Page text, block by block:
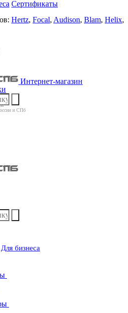
Сертификаты
Hertz, Focal, Audison, Blam, Helix,
Интернет-магазин
и СПб
Для бизнеса